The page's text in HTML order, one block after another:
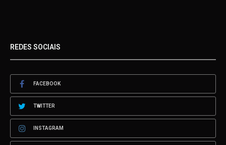
REDES SOCIAIS
FACEBOOK
TWITTER
INSTAGRAM